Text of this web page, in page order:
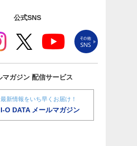
公式SNS
マガジン 配信サービス
最新情報をいち早くお届け！
I-O DATA メールマガジン